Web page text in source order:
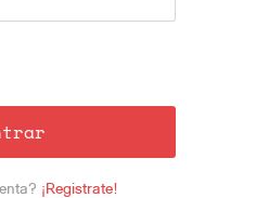
¡Registrate!